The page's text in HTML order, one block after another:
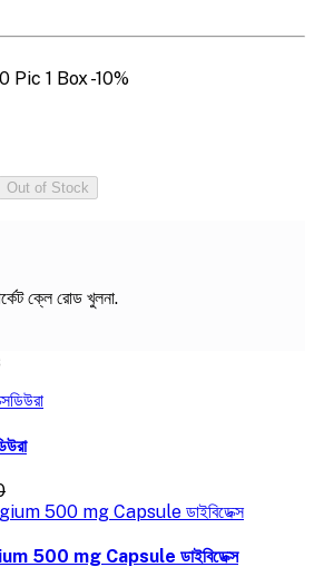
Pic 1 Box -10%
Out of Stock
ক্লে রোড খুলনা.
500 mg Capsule ডাইবিডেক্স